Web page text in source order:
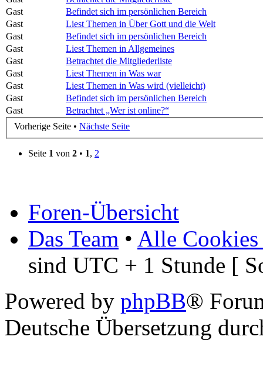
Gast
Befindet sich im persönlichen Bereich
Gast
Liest Themen in Über Gott und die Welt
Gast
Befindet sich im persönlichen Bereich
Gast
Liest Themen in Allgemeines
Gast
Betrachtet die Mitgliederliste
Gast
Liest Themen in Was war
Gast
Liest Themen in Was wird (vielleicht)
Gast
Befindet sich im persönlichen Bereich
Gast
Betrachtet „Wer ist online?“
Vorherige Seite • Nächste Seite
Seite 1 von 2 • 1, 2
Foren-Übersicht
Das Team • Alle Cookies
sind UTC + 1 Stunde [
Powered by phpBB®
Deutsche Übersetzung